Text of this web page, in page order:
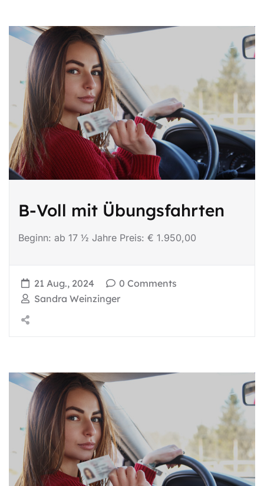
B-Voll mit Übungsfahrten
Beginn: ab 17 ½ Jahre Preis: € 1.950,00
21 Aug., 2024
0 Comments
Sandra Weinzinger